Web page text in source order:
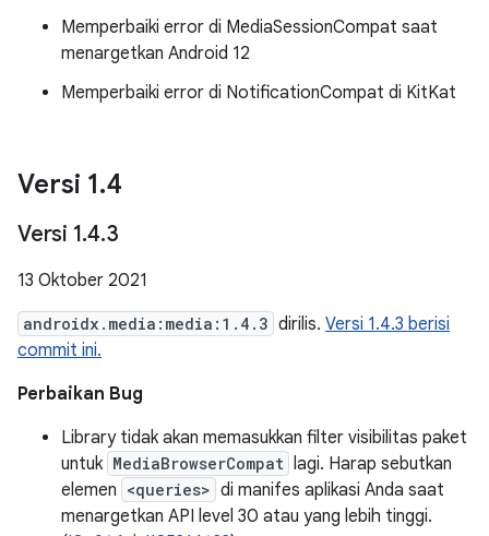
Memperbaiki error di MediaSessionCompat saat
menargetkan Android 12
Memperbaiki error di NotificationCompat di KitKat
Versi 1.4
Versi 1.4.3
13 Oktober 2021
androidx.media:media:1.4.3 dirilis. Versi 1.4.3 berisi
commit ini.
Perbaikan Bug
Library tidak akan memasukkan filter visibilitas paket
untuk MediaBrowserCompat lagi. Harap sebutkan
elemen <queries> di manifes aplikasi Anda saat
menargetkan API level 30 atau yang lebih tinggi.